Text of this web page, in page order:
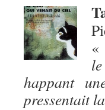
«
happant
pressentait